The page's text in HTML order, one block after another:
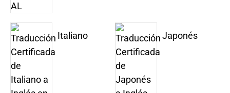
Italiano Japonés